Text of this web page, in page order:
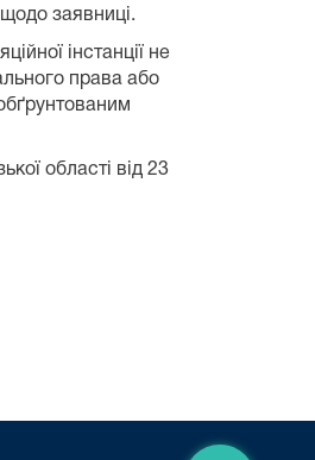
заявниці.
інстанції не
права або
області від 23